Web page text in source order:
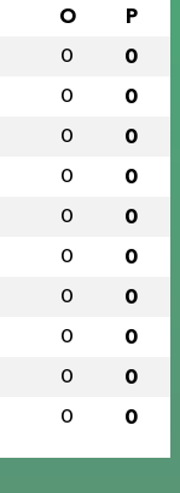
O P
0 0
0 0
0 0
0 0
0 0
0 0
0 0
0 0
0 0
0 0